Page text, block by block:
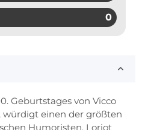
0
Geburtstages von Vicco
würdigt einen der größten
Humoristen. Loriot